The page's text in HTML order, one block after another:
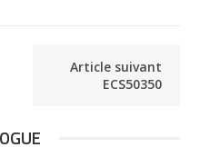
Article suivant
ECS50350